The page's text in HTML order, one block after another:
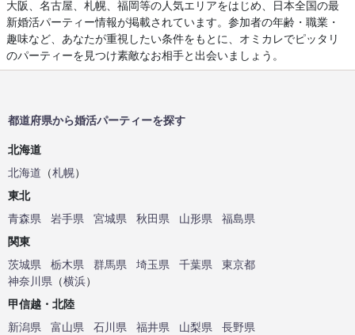
大阪、名古屋、札幌、福岡等の人気エリアをはじめ、日本全国の最
新婚活パーティー情報が掲載されています。参加者の年齢・職業・
趣味など、あなたが重視したい条件をもとに、オミカレでピッタリ
のパーティーを見つけ素敵なお相手と出会いましょう。
都道府県から婚活パーティーを探す
北海道
北海道 （札幌）
東北
青森県
岩手県 宮城県 秋田県 山形県
福島県
関東
茨城県
栃木県 群馬県 埼玉県 千葉県
東京都
神奈川県 （横浜）
甲信越・北陸
新潟県
富山県 石川県 福井県 山梨県
長野県